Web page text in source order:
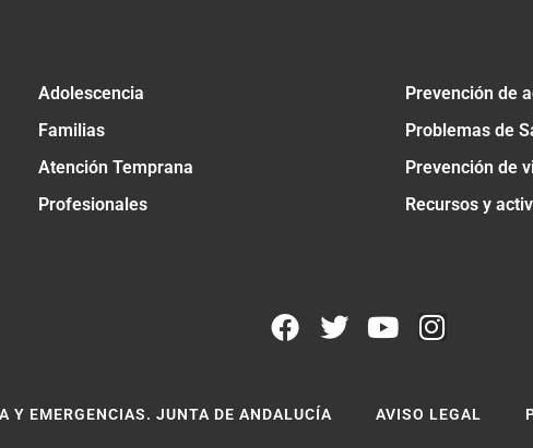
Adolescencia
Familias
Atención Temprana
Profesionales
Prevención de
Problemas de
Prevención de
Recursos y
Y EMERGENCIAS. JUNTA DE ANDALUCÍA AVISO LEGAL